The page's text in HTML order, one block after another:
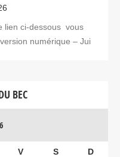
lien ci-dessous vous
numérique – Jui
BEC
V S D